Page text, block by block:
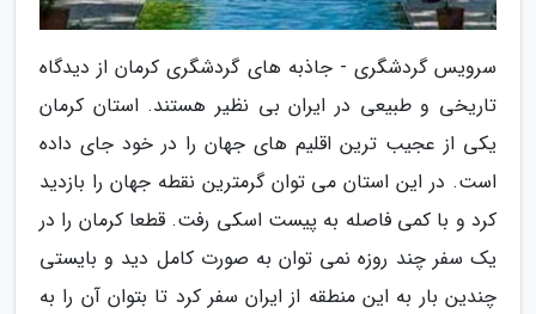
سرویس گردشگری - جاذبه های گردشگری کرمان از دیدگاه
تاریخی و طبیعی در ایران بی نظیر هستند. استان کرمان
یکی از عجیب ترین اقلیم های جهان را در خود جای داده
است. در این استان می توان گرمترین نقطه جهان را بازدید
کرد و با کمی فاصله به پیست اسکی رفت. قطعا کرمان را در
یک سفر چند روزه نمی توان به صورت کامل دید و بایستی
چندین بار به این منطقه از ایران سفر کرد تا بتوان آن را به